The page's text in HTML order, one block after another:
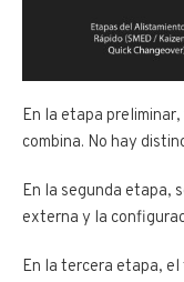
En la etapa
combina. No hay
En la segunda etapa,
externa y la
En la tercera etapa,